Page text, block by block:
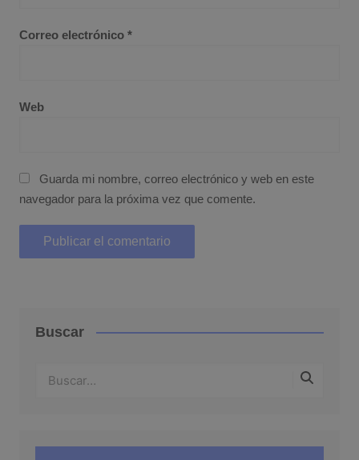
Correo electrónico *
Web
Guarda mi nombre, correo electrónico y web en este
navegador para la próxima vez que comente.
Buscar